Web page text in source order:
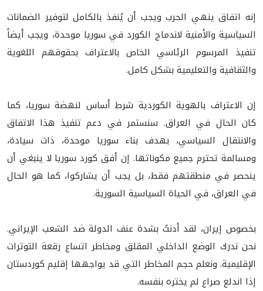
إنه اتفاق ينهي الحرب ويجب أن يُنفذ بالكامل لتوفير الضمانات
السياسية والأمنية لاندماج الكورد في سوريا موحدة، ويجب أيضاً
تنفيذ المرسوم الرئاسي الخاص بالاعتراف بحقوقهم اللغوية
والثقافية والتعليمية بشكل كامل.
إن الاعتراف بالهوية الكوردية شرط أساس لنهضة سوريا، كما
كان الحال في العراق. سنستمر في دعم تنفيذ هذا الاتفاق
والانتقال السياسي، بهدف بناء سوريا موحدة، ذات سيادة،
ومسالمة تحترم جميع مكوناتها. إن أفق كورد سوريا لا ينبغي أن
ينحصر في منطقتهم فقط، بل يجب أن يشاركوا، كما هو الحال
في العراق، في الحياة السياسية السورية.
بخصوص إيران، لقد أدنتُ بشدة عنف الدولة ضد الشعب الإيراني.
نحن ندرك الوضع الداخلي المقلق ومخاطر اتساع رقعة التوترات
الإقليمية. ونعلم حجم المخاطر التي قد يواجهها إقليم كوردستان
إذا اندلع صراع لم يختره بنفسه.